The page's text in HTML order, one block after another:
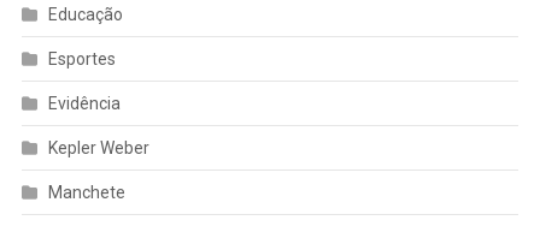
Educação
Esportes
Evidência
Kepler Weber
Manchete